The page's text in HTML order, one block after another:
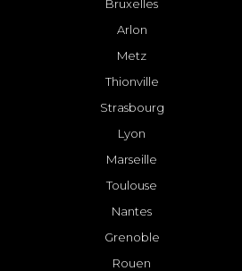
Bruxelles
Arlon
Metz
Thionville
Strasbourg
Lyon
Marseille
Toulouse
Nantes
Grenoble
Rouen